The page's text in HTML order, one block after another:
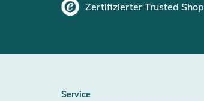
Zertifizierter Trusted Shop
Service